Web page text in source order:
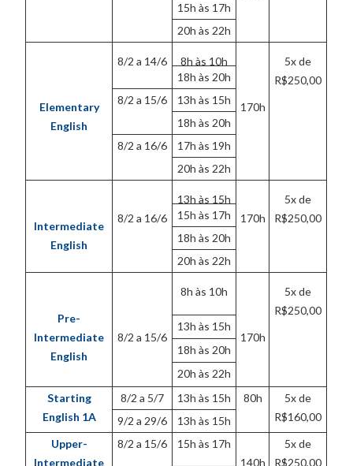
15h às 17h
20h às 22h
Elementary
English
8/2 a 14/6 8h às 10h
170h
5x de
R$250,00
18h às 20h
8/2 a 15/6
13h às 15h
18h às 20h
8/2 a 16/6
17h às 19h
20h às 22h
Intermediate
English
8/2 a 16/6
13h às 15h
170h
5x de
R$250,00
15h às 17h
18h às 20h
20h às 22h
Pre-
Intermediate
English
8/2 a 15/6
8h às 10h
170h
5x de
R$250,00
13h às 15h
18h às 20h
20h às 22h
Starting
English 1A
8/2 a 5/7 13h às 15h 80h
5x de
R$160,00
9/2 a 29/6
13h às 15h
Upper-
Intermediate
8/2 a 15/6
15h às 17h
140h
5x de
R$250,00